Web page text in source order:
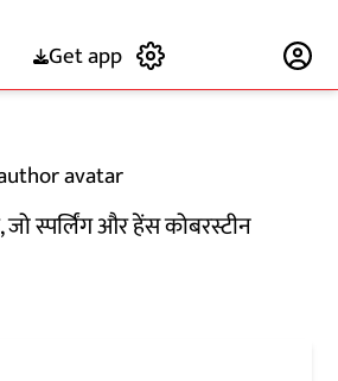
Get app
स्पर्लिंग और हेंस कोबरस्टीन